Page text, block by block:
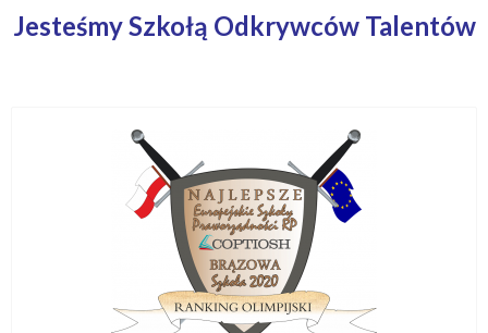
Jesteśmy Szkołą Odkrywców Talentów